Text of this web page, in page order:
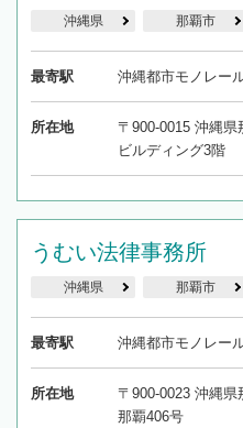
沖縄県 那覇市
最寄駅 沖縄都市モノレー
所在地
〒900-0015 沖縄県
ビルディング3階
うむい法律事務所
沖縄県 那覇市
最寄駅 沖縄都市モノレー
所在地
〒900-0023 沖縄
那覇406号